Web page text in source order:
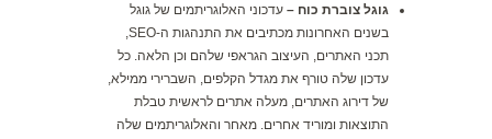
גוגל צוברת כוח – עדכוני האלוגריתמים של גוגל
תכני האתרים, העיצוב הגראפי שלהם וכן הלאה. כל
עדכון שלה טורף את מגדל הקלפים, השברירי ממילא,
של דירוג האתרים, מעלה אתרים לראשית טבלת
התוצאות ומוריד אחרים. מאחר והאלוגריתמים שלה